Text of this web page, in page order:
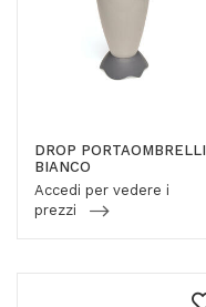
DROP PORTAOMBRELLI
BIANCO
Accedi per vedere i
prezzi